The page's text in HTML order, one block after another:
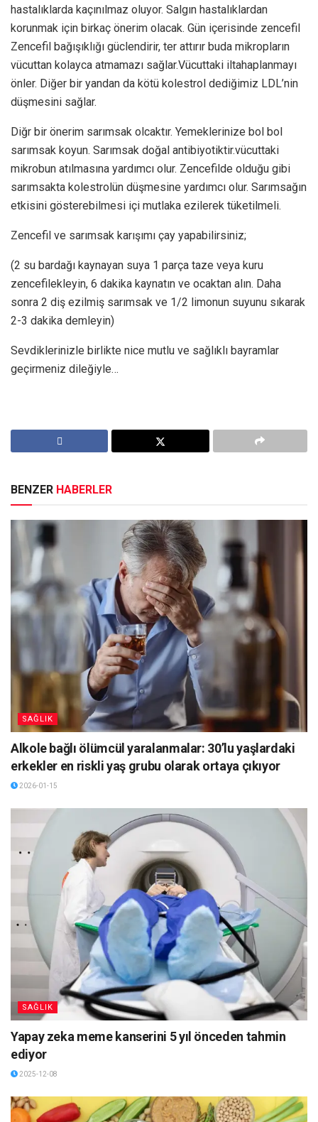
hastalıklarda kaçınılmaz oluyor. Salgın hastalıklardan
korunmak için birkaç önerim olacak. Gün içerisinde zencefil
Zencefil bağışıklığı güclendirir, ter attırır buda mikropların
vücuttan kolayca atmamazı sağlar.Vücuttaki iltahaplanmayı
önler. Diğer bir yandan da kötü kolestrol dediğimiz LDL’nin
düşmesini sağlar.
Diğr bir önerim sarımsak olcaktır. Yemeklerinize bol bol
sarımsak koyun. Sarımsak doğal antibiyotiktir.vücuttaki
mikrobun atılmasına yardımcı olur. Zencefilde olduğu gibi
sarımsakta kolestrolün düşmesine yardımcı olur. Sarımsağın
etkisini gösterebilmesi içi mutlaka ezilerek tüketilmeli.
Zencefil ve sarımsak karışımı çay yapabilirsiniz;
(2 su bardağı kaynayan suya 1 parça taze veya kuru
zencefilekleyin, 6 dakika kaynatın ve ocaktan alın. Daha
sonra 2 diş ezilmiş sarımsak ve 1/2 limonun suyunu sıkarak
2-3 dakika demleyin)
Sevdiklerinizle birlikte nice mutlu ve sağlıklı bayramlar
geçirmeniz dileğiyle…
BENZER HABERLER
SAĞLIK
Alkole bağlı ölümcül yaralanmalar: 30’lu yaşlardaki
erkekler en riskli yaş grubu olarak ortaya çıkıyor
2026-01-15
SAĞLIK
Yapay zeka meme kanserini 5 yıl önceden tahmin
ediyor
2025-12-08